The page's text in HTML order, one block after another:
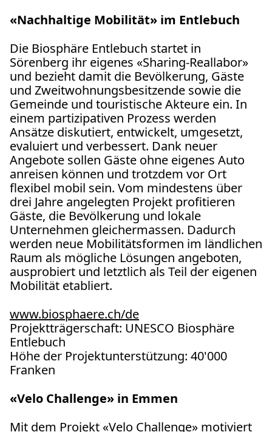
«Nachhaltige Mobilität» im Entlebuch
Die Biosphäre Entlebuch startet in
Sörenberg ihr eigenes «Sharing-Reallabor»
und bezieht damit die Bevölkerung, Gäste
und Zweitwohnungsbesitzende sowie die
Gemeinde und touristische Akteure ein. In
einem partizipativen Prozess werden
Ansätze diskutiert, entwickelt, umgesetzt,
evaluiert und verbessert. Dank neuer
Angebote sollen Gäste ohne eigenes Auto
anreisen können und trotzdem vor Ort
flexibel mobil sein. Vom mindestens über
drei Jahre angelegten Projekt profitieren
Gäste, die Bevölkerung und lokale
Unternehmen gleichermassen. Dadurch
werden neue Mobilitätsformen im ländlichen
Raum als mögliche Lösungen angeboten,
ausprobiert und letztlich als Teil der eigenen
Mobilität etabliert.
www.biosphaere.ch/de
Projektträgerschaft: UNESCO Biosphäre
Entlebuch
Höhe der Projektunterstützung: 40'000
Franken
«Velo Challenge» in Emmen
Mit dem Projekt «Velo Challenge» motiviert